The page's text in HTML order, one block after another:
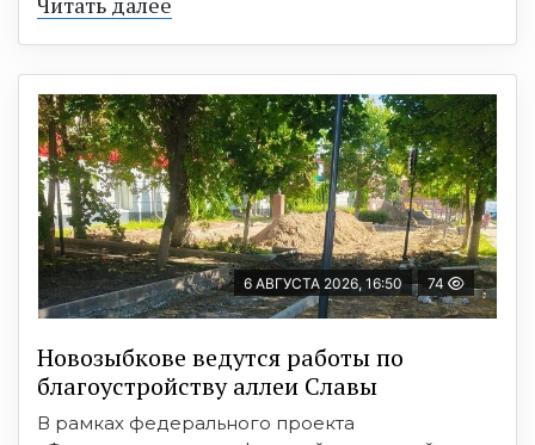
6 АВГУСТА 2026, 16:50 74
Новозыбкове ведутся работы по
благоустройству аллеи Славы
В рамках федерального проекта